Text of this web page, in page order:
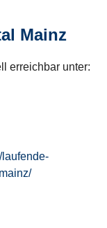
Mainz
erreichbar unter: